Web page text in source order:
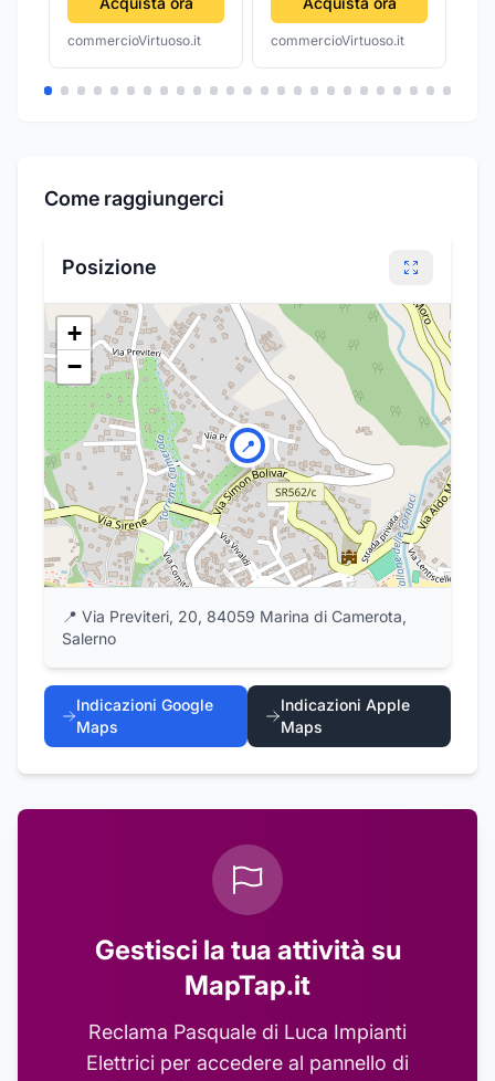
commercioVirtuoso.it commercioVirtuoso.it
Come raggiungerci
Posizione
📍
+
−
📍 Via Previteri, 20, 84059 Marina di Camerota,
Salerno
Indicazioni Google
Maps
Indicazioni Apple
Maps
Gestisci la tua attività su
MapTap.it
Reclama Pasquale di Luca Impianti
Elettrici per accedere al pannello di